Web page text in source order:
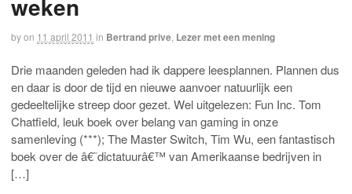
weken
byon 11 april 2011 in Bertrand prive Lezer met een mening
Drie maanden geleden had ik dappere leesplannen. Plannen dus
en daar is door de tijd en nieuwe aanvoer natuurlijk een
gedeeltelijke streep door gezet. Wel uitgelezen: Fun Inc. Tom
Chatfield, leuk boek over belang van gaming in onze
samenleving (***); The Master Switch, Tim Wu, een fantastisch
boek over de â€˜dictatuurâ€™ van Amerikaanse bedrijven in
[…]